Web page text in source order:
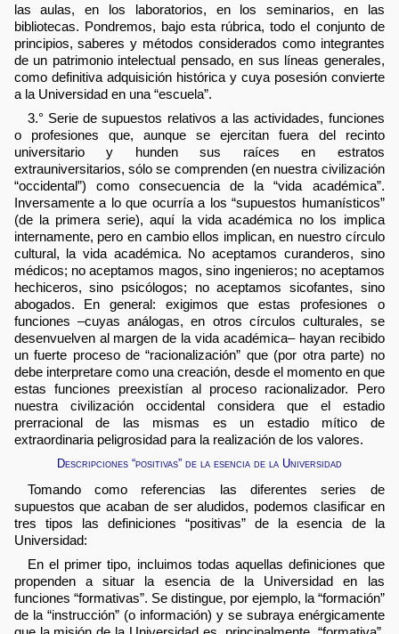
las aulas, en los laboratorios, en los seminarios, en las
bibliotecas. Pondremos, bajo esta rúbrica, todo el conjunto de
principios, saberes y métodos considerados como integrantes
de un patrimonio intelectual pensado, en sus líneas generales,
como definitiva adquisición histórica y cuya posesión convierte
a la Universidad en una “escuela”.
3.° Serie de supuestos relativos a las actividades, funciones
o profesiones que, aunque se ejercitan fuera del recinto
universitario y hunden sus raíces en estratos
extrauniversitarios, sólo se comprenden (en nuestra civilización
“occidental”) como consecuencia de la “vida académica”.
Inversamente a lo que ocurría a los “supuestos humanísticos”
(de la primera serie), aquí la vida académica no los implica
internamente, pero en cambio ellos implican, en nuestro círculo
cultural, la vida académica. No aceptamos curanderos, sino
médicos; no aceptamos magos, sino ingenieros; no aceptamos
hechiceros, sino psicólogos; no aceptamos sicofantes, sino
abogados. En general: exigimos que estas profesiones o
funciones –cuyas análogas, en otros círculos culturales, se
desenvuelven al margen de la vida académica– hayan recibido
un fuerte proceso de “racionalización” que (por otra parte) no
debe interpretare como una creación, desde el momento en que
estas funciones preexistían al proceso racionalizador. Pero
nuestra civilización occidental considera que el estadio
prerracional de las mismas es un estadio mítico de
extraordinaria peligrosidad para la realización de los valores.
Descripciones “positivas” de la esencia de la Universidad
Tomando como referencias las diferentes series de
supuestos que acaban de ser aludidos, podemos clasificar en
tres tipos las definiciones “positivas” de la esencia de la
Universidad:
En el primer tipo, incluimos todas aquellas definiciones que
propenden a situar la esencia de la Universidad en las
funciones “formativas”. Se distingue, por ejemplo, la “formación”
de la “instrucción” (o información) y se subraya enérgicamente